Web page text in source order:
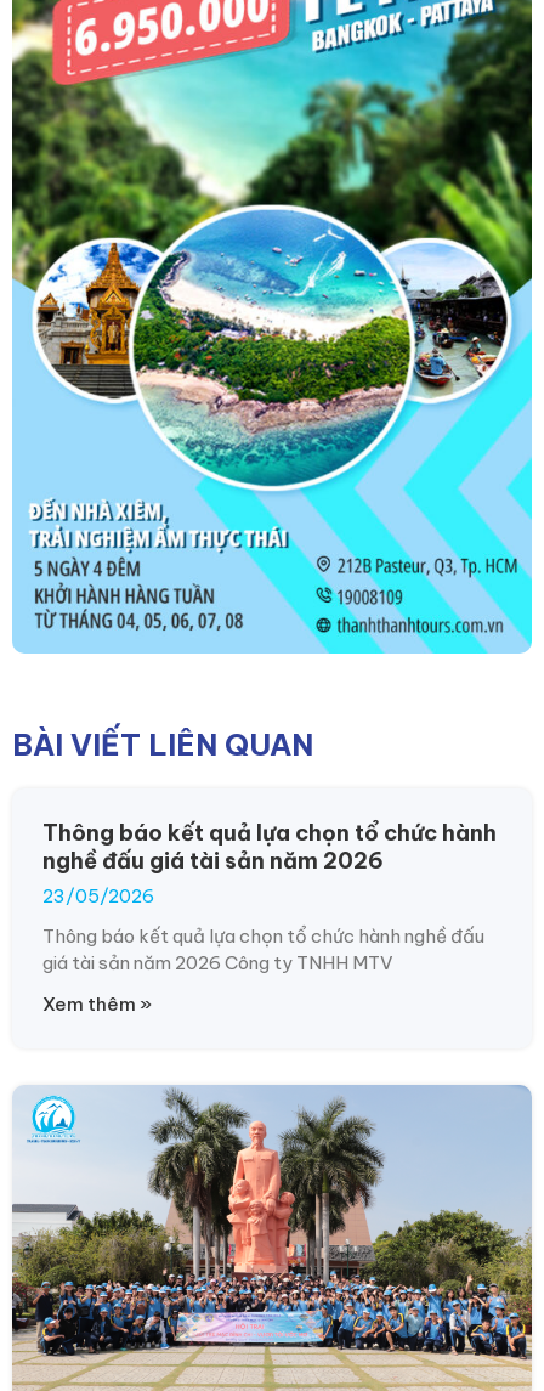
BÀI VIẾT LIÊN QUAN
Thông báo kết quả lựa chọn tổ chức hành
nghề đấu giá tài sản năm 2026
23/05/2026
Thông báo kết quả lựa chọn tổ chức hành nghề đấu
giá tài sản năm 2026 Công ty TNHH MTV
Xem thêm »